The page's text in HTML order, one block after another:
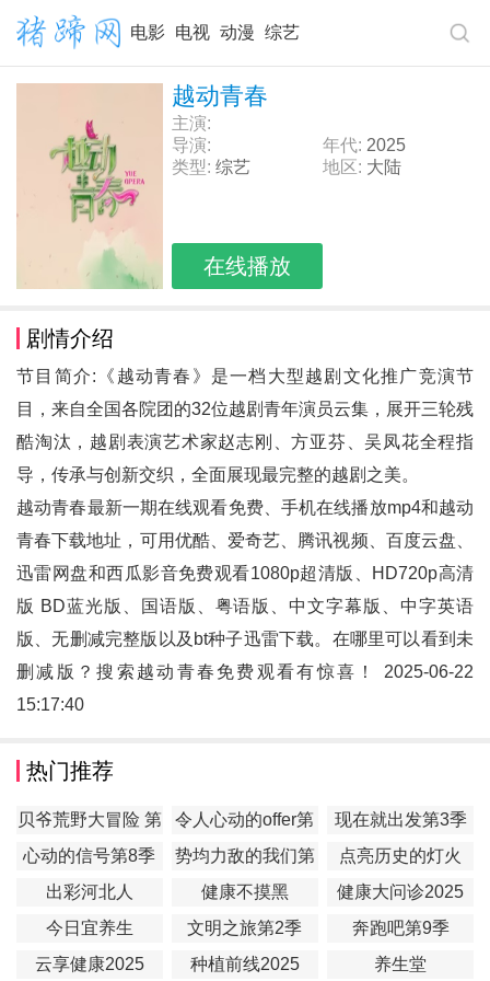
电影 电视 动漫 综艺
越动青春
主演:
导演:
年代: 2025
类型: 综艺 地区: 大陆
在线播放
剧情介绍
节目简介:《越动青春》是一档大型越剧文化推广竞演节
目，来自全国各院团的32位越剧青年演员云集，展开三轮残
酷淘汰，越剧表演艺术家赵志刚、方亚芬、吴凤花全程指
导，传承与创新交织，全面展现最完整的越剧之美。
越动青春最新一期在线观看免费、手机在线播放mp4和越动
青春下载地址，可用优酷、爱奇艺、腾讯视频、百度云盘、
迅雷网盘和西瓜影音免费观看1080p超清版、HD720p高清
版 BD蓝光版、国语版、粤语版、中文字幕版、中字英语
版、无删减完整版以及bt种子迅雷下载。在哪里可以看到未
删减版？搜索越动青春免费观看有惊喜！ 2025-06-22
15:17:40
热门推荐
贝爷荒野大冒险 第
一季
令人心动的offer第
7季
现在就出发第3季
心动的信号第8季
势均力敌的我们第
2季
点亮历史的灯火
出彩河北人
健康不摸黑
健康大问诊2025
今日宜养生
文明之旅第2季
奔跑吧第9季
云享健康2025
种植前线2025 养生堂